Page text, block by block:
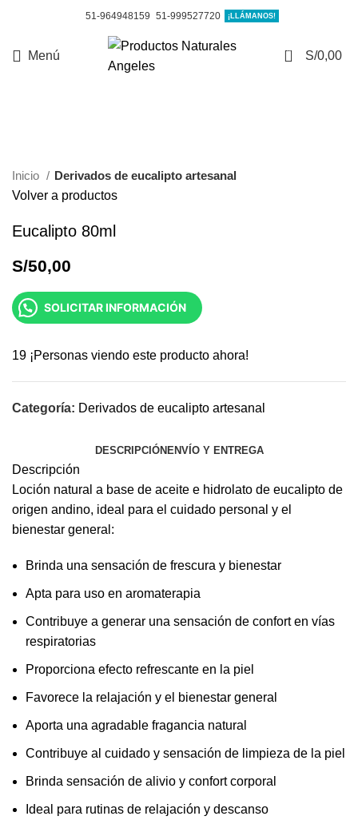
51-964948159 51-999527720 ¡LLÁMANOS!
Menú 0 S/0,00
Inicio
Derivados de eucalipto artesanal
Volver a productos
Eucalipto 80ml
S/50,00
SOLICITAR INFORMACIÓN
19 ¡Personas viendo este producto ahora!
Categoría: Derivados de eucalipto artesanal
DESCRIPCIÓN ENVÍO Y ENTREGA
Descripción
Loción natural a base de aceite e hidrolato de eucalipto de
origen andino, ideal para el cuidado personal y el
bienestar general:
Brinda una sensación de frescura y bienestar
Apta para uso en aromaterapia
Contribuye a generar una sensación de confort en vías
respiratorias
Proporciona efecto refrescante en la piel
Favorece la relajación y el bienestar general
Aporta una agradable fragancia natural
Contribuye al cuidado y sensación de limpieza de la piel
Brinda sensación de alivio y confort corporal
Ideal para rutinas de relajación y descanso